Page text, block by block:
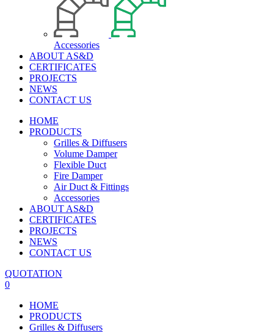
Accessories
ABOUT AS&D
CERTIFICATES
PROJECTS
NEWS
CONTACT US
HOME
PRODUCTS
Grilles & Diffusers
Volume Damper
Flexible Duct
Fire Damper
Air Duct & Fittings
Accessories
ABOUT AS&D
CERTIFICATES
PROJECTS
NEWS
CONTACT US
QUOTATION
0
HOME
PRODUCTS
Grilles & Diffusers